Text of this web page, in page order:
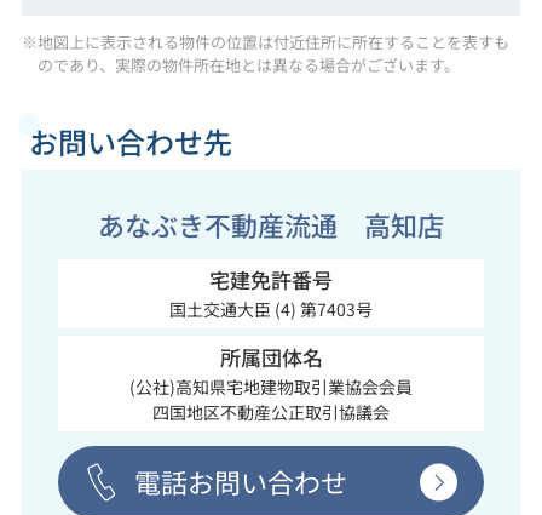
※地図上に表示される物件の位置は付近住所に所在することを表すも
のであり、実際の物件所在地とは異なる場合がございます。
お問い合わせ先
あなぶき不動産流通 高知店
宅建免許番号
国土交通大臣 (4) 第7403号
所属団体名
(公社)高知県宅地建物取引業協会会員
四国地区不動産公正取引協議会
電話お問い合わせ